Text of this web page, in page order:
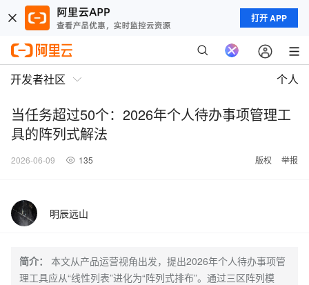
打开 APP
开发者社区 个人
当任务超过50个：2026年个人待办事项管理工
具的阵列式解法
2026-06-09 135 版权 举报
明辰远山
简介：
本文从产品运营视角出发，提出2026年个人待办事项管
理工具应从“线性列表”进化为“阵列式排布”。通过三区阵列模